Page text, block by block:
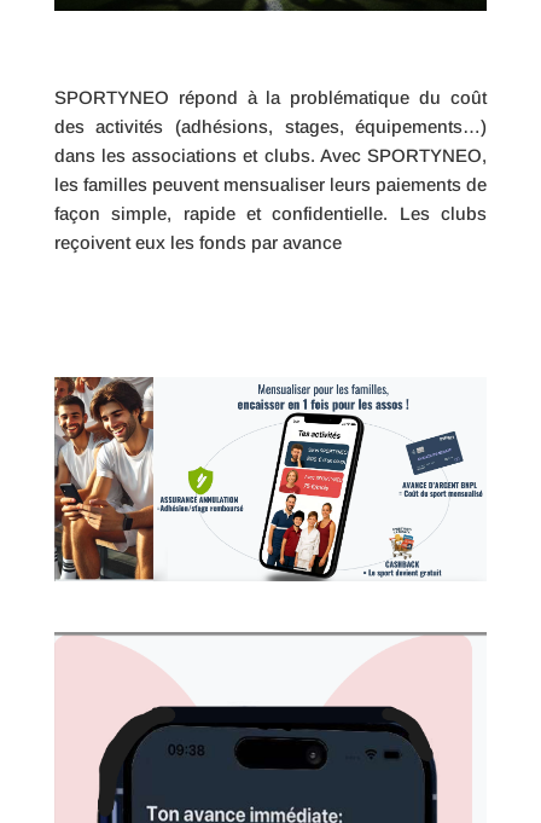
SPORTYNEO répond à la problématique du coût
des activités (adhésions, stages, équipements…)
dans les associations et clubs. Avec SPORTYNEO,
les familles peuvent mensualiser leurs paiements de
façon simple, rapide et confidentielle. Les clubs
reçoivent eux les fonds par avance